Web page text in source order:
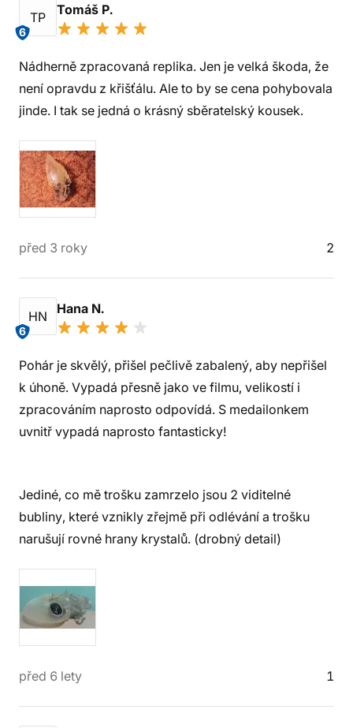
TP
6
Tomáš P.
Nádherně zpracovaná replika. Jen je velká škoda, že
není opravdu z křišťálu. Ale to by se cena pohybovala
jinde. I tak se jedná o krásný sběratelský kousek.
před 3 roky 2
HN
6
Hana N.
Pohár je skvělý, přišel pečlivě zabalený, aby nepřišel
k úhoně. Vypadá přesně jako ve filmu, velikostí i
zpracováním naprosto odpovídá. S medailonkem
uvnitř vypadá naprosto fantasticky!
Jediné, co mě trošku zamrzelo jsou 2 viditelné
bubliny, které vznikly zřejmě při odlévání a trošku
narušují rovné hrany krystalů. (drobný detail)
před 6 lety 1